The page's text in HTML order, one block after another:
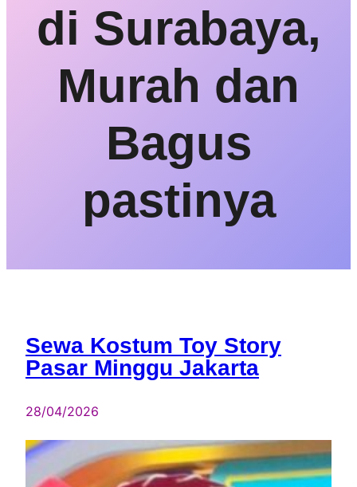
di Surabaya,
Murah dan
Bagus
pastinya
Sewa Kostum Toy Story
Pasar Minggu Jakarta
28/04/2026